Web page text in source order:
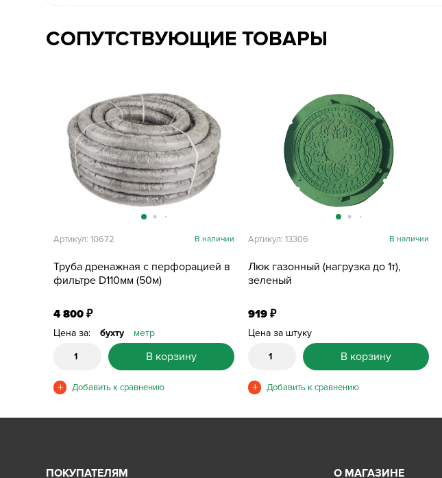
СОПУТСТВУЮЩИЕ ТОВАРЫ
Труба дренажная с перфорацией в
фильтре D110мм (50м)
Артикул: 10672 В наличии
4 800₽
Цена за: бухту метр
В корзину
Люк газонный (нагрузка до 1т),
зеленый
Артикул: 13306 В наличии
919₽
Цена за штуку
В корзину
ПОКУПАТЕЛЯМ О МАГАЗИНЕ